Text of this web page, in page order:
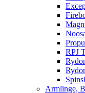
RPJ
Armlinge,